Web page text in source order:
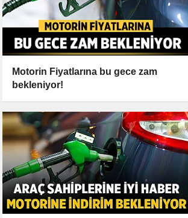
Motorin Fiyatlarına bu gece zam
bekleniyor!